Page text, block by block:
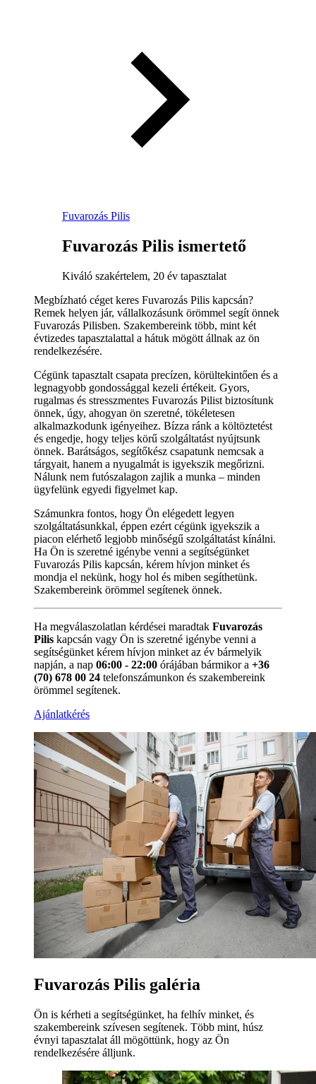
Fuvarozás Pilis
Fuvarozás Pilis ismertető
Kiváló szakértelem, 20 év tapasztalat
Megbízható céget keres Fuvarozás Pilis kapcsán?
Remek helyen jár, vállalkozásunk örömmel segít önnek
Fuvarozás Pilisben. Szakembereink több, mint két
évtizedes tapasztalattal a hátuk mögött állnak az ön
rendelkezésére.
Cégünk tapasztalt csapata precízen, körültekintően és a
legnagyobb gondossággal kezeli értékeit. Gyors,
rugalmas és stresszmentes Fuvarozás Pilist biztosítunk
önnek, úgy, ahogyan ön szeretné, tökéletesen
alkalmazkodunk igényeihez. Bízza ránk a költöztetést
és engedje, hogy teljes körű szolgáltatást nyújtsunk
önnek. Barátságos, segítőkész csapatunk nemcsak a
tárgyait, hanem a nyugalmát is igyekszik megőrizni.
Nálunk nem futószalagon zajlik a munka – minden
ügyfelünk egyedi figyelmet kap.
Számunkra fontos, hogy Ön elégedett legyen
szolgáltatásunkkal, éppen ezért cégünk igyekszik a
piacon elérhető legjobb minőségű szolgáltatást kínálni.
Ha Ön is szeretné igénybe venni a segítségünket
Fuvarozás Pilis kapcsán, kérem hívjon minket és
mondja el nekünk, hogy hol és miben segíthetünk.
Szakembereink örömmel segítenek önnek.
Ha megválaszolatlan kérdései maradtak Fuvarozás
Pilis kapcsán vagy Ön is szeretné igénybe venni a
segítségünket kérem hívjon minket az év bármelyik
napján, a nap 06:00 - 22:00 órájában bármikor a +36
(70) 678 00 24 telefonszámunkon és szakembereink
örömmel segítenek.
Ajánlatkérés
Fuvarozás Pilis galéria
Ön is kérheti a segítségünket, ha felhív minket, és
szakembereink szívesen segítenek. Több mint, húsz
évnyi tapasztalat áll mögöttünk, hogy az Ön
rendelkezésére álljunk.